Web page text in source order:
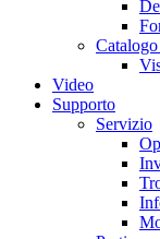
Video
Supporto
Servizio